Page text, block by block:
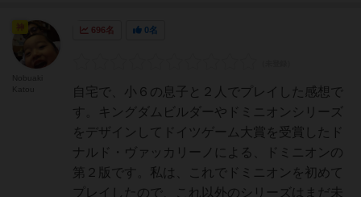
696名 0名
自宅で、小６の息子と２人でプレイした感想で
す。キングダムビルダーやドミニオンシリーズ
をデザインしてドイツゲーム大賞を受賞したド
ナルド・ヴァッカリーノによる、ドミニオンの
第２版です。私は、これでドミニオンを初めて
プレイしたので、これ以外のシリーズはまだ未
神